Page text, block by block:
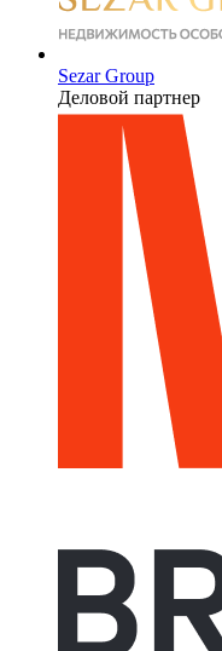
Sezar Group
Деловой партнер